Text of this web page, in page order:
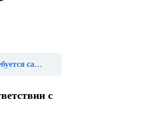
деятельность»
с